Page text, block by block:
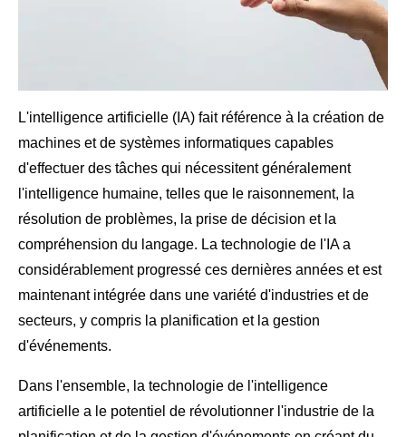
L'intelligence artificielle (IA) fait référence à la création de
machines et de systèmes informatiques capables
d'effectuer des tâches qui nécessitent généralement
l'intelligence humaine, telles que le raisonnement, la
résolution de problèmes, la prise de décision et la
compréhension du langage. La technologie de l'IA a
considérablement progressé ces dernières années et est
maintenant intégrée dans une variété d'industries et de
secteurs, y compris la planification et la gestion
d'événements.
Dans l'ensemble, la technologie de l'intelligence
artificielle a le potentiel de révolutionner l'industrie de la